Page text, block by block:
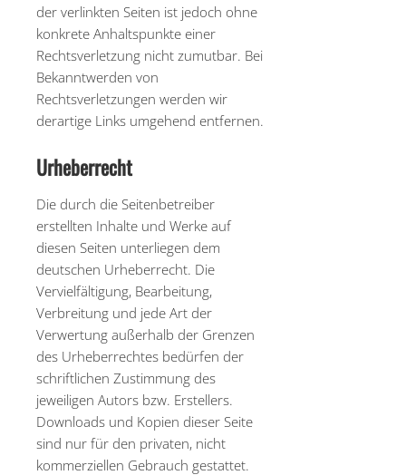
der verlinkten Seiten ist jedoch ohne
konkrete Anhaltspunkte einer
Rechtsverletzung nicht zumutbar. Bei
Bekanntwerden von
Rechtsverletzungen werden wir
derartige Links umgehend entfernen.
Urheberrecht
Die durch die Seitenbetreiber
erstellten Inhalte und Werke auf
diesen Seiten unterliegen dem
deutschen Urheberrecht. Die
Vervielfältigung, Bearbeitung,
Verbreitung und jede Art der
Verwertung außerhalb der Grenzen
des Urheberrechtes bedürfen der
schriftlichen Zustimmung des
jeweiligen Autors bzw. Erstellers.
Downloads und Kopien dieser Seite
sind nur für den privaten, nicht
kommerziellen Gebrauch gestattet.